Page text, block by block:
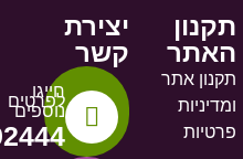
תקנון
האתר
תקנון אתר
ומדיניות
פרטיות
יצירת
קשר
חייגו
לפרטים
נוספים